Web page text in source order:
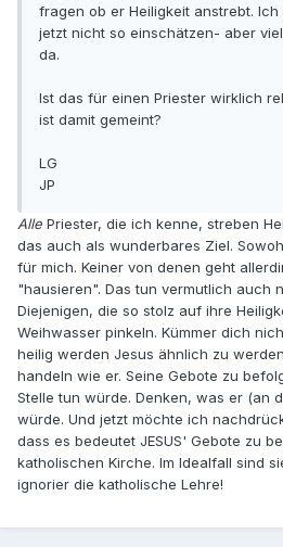
fragen ob er Heiligkeit anstrebt.
jetzt nicht so einschätzen- aber
da.
Ist das für einen Priester wirklich
ist damit gemeint?
LG
JP
Alle Priester, die ich kenne, streben
das auch als wunderbares Ziel.
für mich. Keiner von denen geht
"hausieren". Das tun vermutlich auch
Diejenigen, die so stolz auf ihre
Weihwasser pinkeln. Kümmer dich
heilig werden Jesus ähnlich zu
handeln wie er. Seine Gebote zu
Stelle tun würde. Denken, was er (an
würde. Und jetzt möchte ich
dass es bedeutet JESUS' Gebote zu
katholischen Kirche. Im Idealfall sind
ignorier die katholische Lehre!